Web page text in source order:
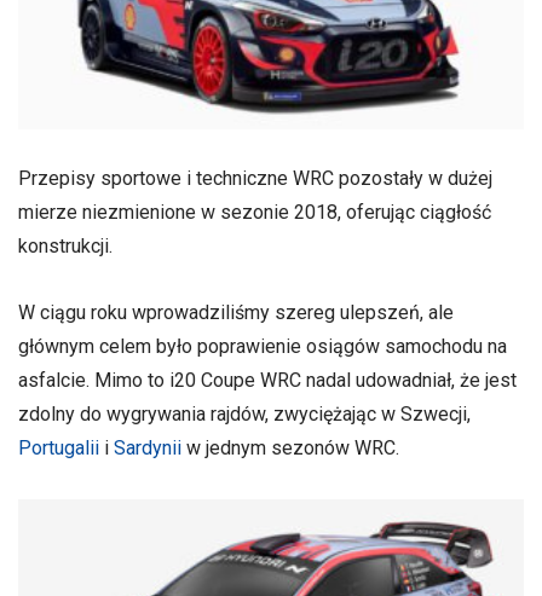
Przepisy sportowe i techniczne WRC pozostały w dużej
mierze niezmienione w sezonie 2018, oferując ciągłość
konstrukcji.
W ciągu roku wprowadziliśmy szereg ulepszeń, ale
głównym celem było poprawienie osiągów samochodu na
asfalcie. Mimo to i20 Coupe WRC nadal udowadniał, że jest
zdolny do wygrywania rajdów, zwyciężając w Szwecji,
Portugalii i Sardynii w jednym sezonów WRC.